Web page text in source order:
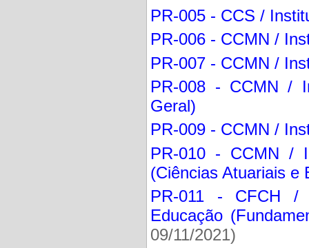
PR-005 - CCS /
PR-006 - CCMN /
PR-007 - CCMN /
PR-008 - CCMN /
Geral)
PR-009 - CCMN /
PR-010 - CCMN /
(Ciências Atuariais e
PR-011 - CFCH /
Educação
09/11/2021)